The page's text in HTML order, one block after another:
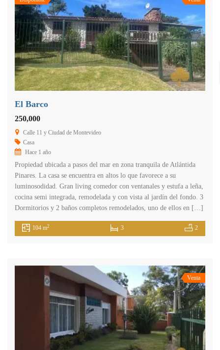
El Barco
250,000
Calle 11 y Ciudad de Montevideo
Casa
Hace 1 año
Propiedad ubicada a pasos del mar en zona tranquila de Atlántida
Pinares. La casa se encuentra en altos lo que favorece a su
luminosodidad. Gran living comedor con ventanales y estufa a leña,
cocina semi integrada, remodelada y con vista al jardín del fondo. 3
Dormitorios y 2 baños completos remodelados, uno de ellos en […]
104 m2 3 2
Venta